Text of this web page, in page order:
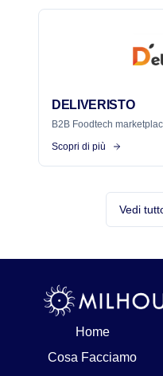
DELIVERISTO
B2B Foodtech
Scopri di più
Vedi
Home
Cosa Facciamo